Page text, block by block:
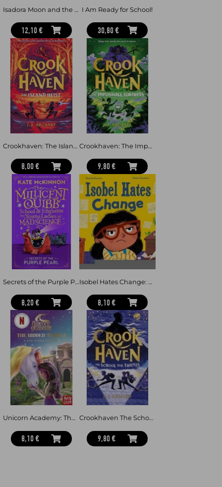
Isadora Moon and the Pop Stars
12,10 €
I Am Ready for School!
30,80 €
Crookhaven: The Island Heist - Book 3: Now a BBC Television series!
8,00 €
Crookhaven: The Impossible Fortress - Book 4: Now a BBC Television series!
9,80 €
Secrets of the Purple Pearl
8,20 €
Isobel Hates Change: A joyful picture book about embracing the unexpected
8,10 €
Unicorn Academy: The Hidden Temple and other stories - with 3 short illustrated stories for fans of the Netflix show
8,10 €
Crookhaven The School for Thieves - Book 1: Now a BBC Television series!
9,80 €